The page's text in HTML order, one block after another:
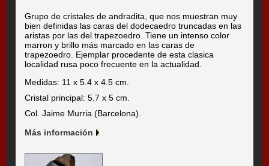
Grupo de cristales de andradita, que nos muestran muy
bien definidas las caras del dodecaedro truncadas en las
aristas por las del trapezoedro. Tiene un intenso color
marron y brillo más marcado en las caras de
trapezoedro. Ejemplar procedente de esta clasica
localidad rusa poco frecuente en la actualidad.
Medidas: 11 x 5.4 x 4.5 cm.
Cristal principal: 5.7 x 5 cm.
Col. Jaime Murria (Barcelona).
Más información